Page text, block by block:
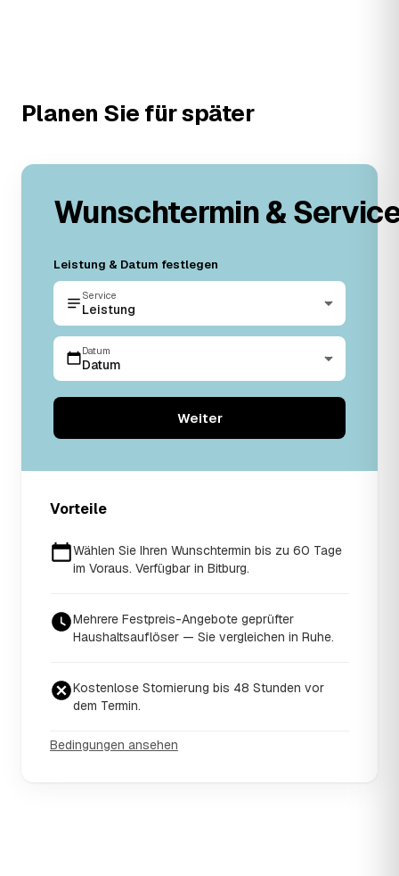
Planen Sie für später
Wunschtermin &
Leistung & Datum festlegen
Service
Leistung
Datum
Datum
Weiter
Vorteile
Wählen Sie Ihren Wunschtermin bis zu 60 Tage
im Voraus. Verfügbar in Bitburg.
Mehrere Festpreis-Angebote geprüfter
Haushaltsauflöser — Sie vergleichen in Ruhe.
Kostenlose Stornierung bis 48 Stunden vor
dem Termin.
Bedingungen ansehen